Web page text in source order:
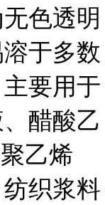
色透明
于多数
要用于
醋酸乙
乙烯
织浆料